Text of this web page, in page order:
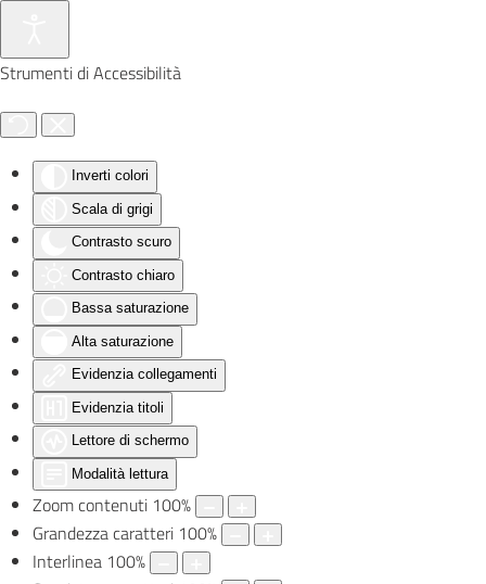
Strumenti di Accessibilità
Inverti colori
Scala di grigi
Contrasto scuro
Contrasto chiaro
Bassa saturazione
Alta saturazione
Evidenzia collegamenti
Evidenzia titoli
Lettore di schermo
Modalità lettura
Zoom contenuti 100%
Grandezza caratteri 100%
Interlinea 100%
Skip to main content